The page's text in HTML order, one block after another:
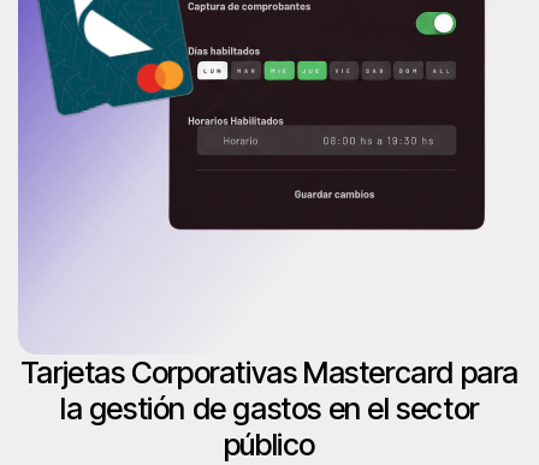
Tarjetas Corporativas Mastercard para
la gestión de gastos en el sector
público